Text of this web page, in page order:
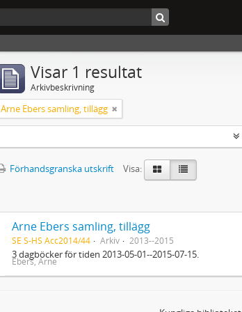
Visar 1 resultat
Arkivbeskrivning
Arne Ebers samling, tillägg
Förhandsgranska utskrift
Visa:
Arne Ebers samling, tillägg
SE S-HS Acc2014/44 Arkiv 2013--2015
3 dagböcker för tiden 2013-05-01--2015-07-15.
Ebers, Arne